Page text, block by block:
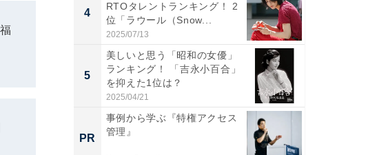
4
RTOタレントランキング！ 2
位「ラウール（Snow...
2025/07/13
5
美しいと思う「昭和の女優」
ランキング！ 「吉永小百合」
を抑えた1位は？
2025/04/21
PR
事例から学ぶ『特権アクセス
管理』